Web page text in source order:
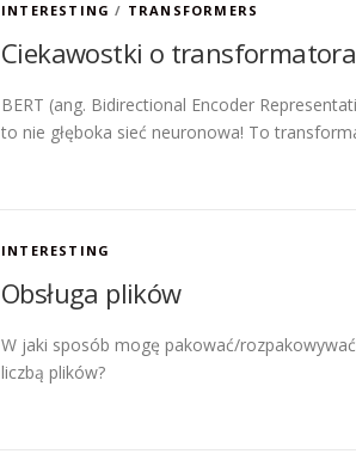
INTERESTING / TRANSFORMERS
Ciekawostki o
BERT (ang. Bidirectional Encoder
to nie głęboka sieć neuronowa! To
INTERESTING
Obsługa plików
W jaki sposób mogę pakować/
liczbą plików?